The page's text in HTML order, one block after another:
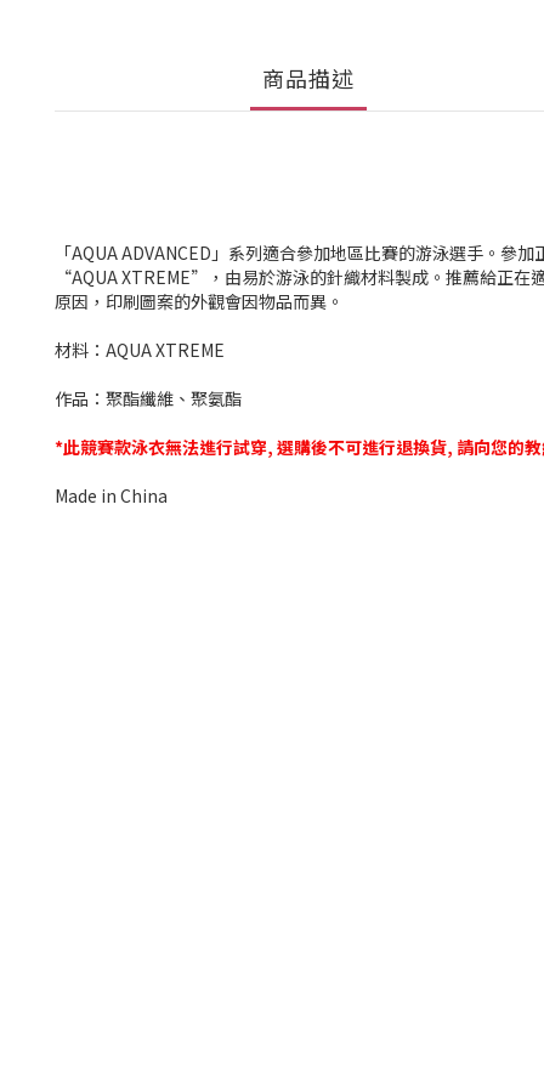
商品描述
「AQUA ADVANCED」系列適合參加地區比賽的游泳選手。參
“AQUA XTREME”，由易於游泳的針織材料製成。推薦給正
原因，印刷圖案的外觀會因物品而異。
材料：AQUA XTREME
作品：聚酯纖維、聚氨酯
*此競賽款泳衣無法進行試穿, 選購後不可進行退換貨, 請向您的
Made in China